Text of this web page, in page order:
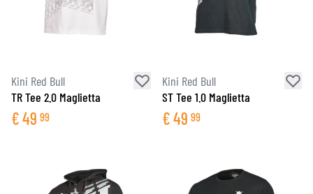
Kini Red Bull
TR Tee 2.0 Maglietta
€49 99
Kini Red Bull
ST Tee 1.0 Maglietta
€49 99